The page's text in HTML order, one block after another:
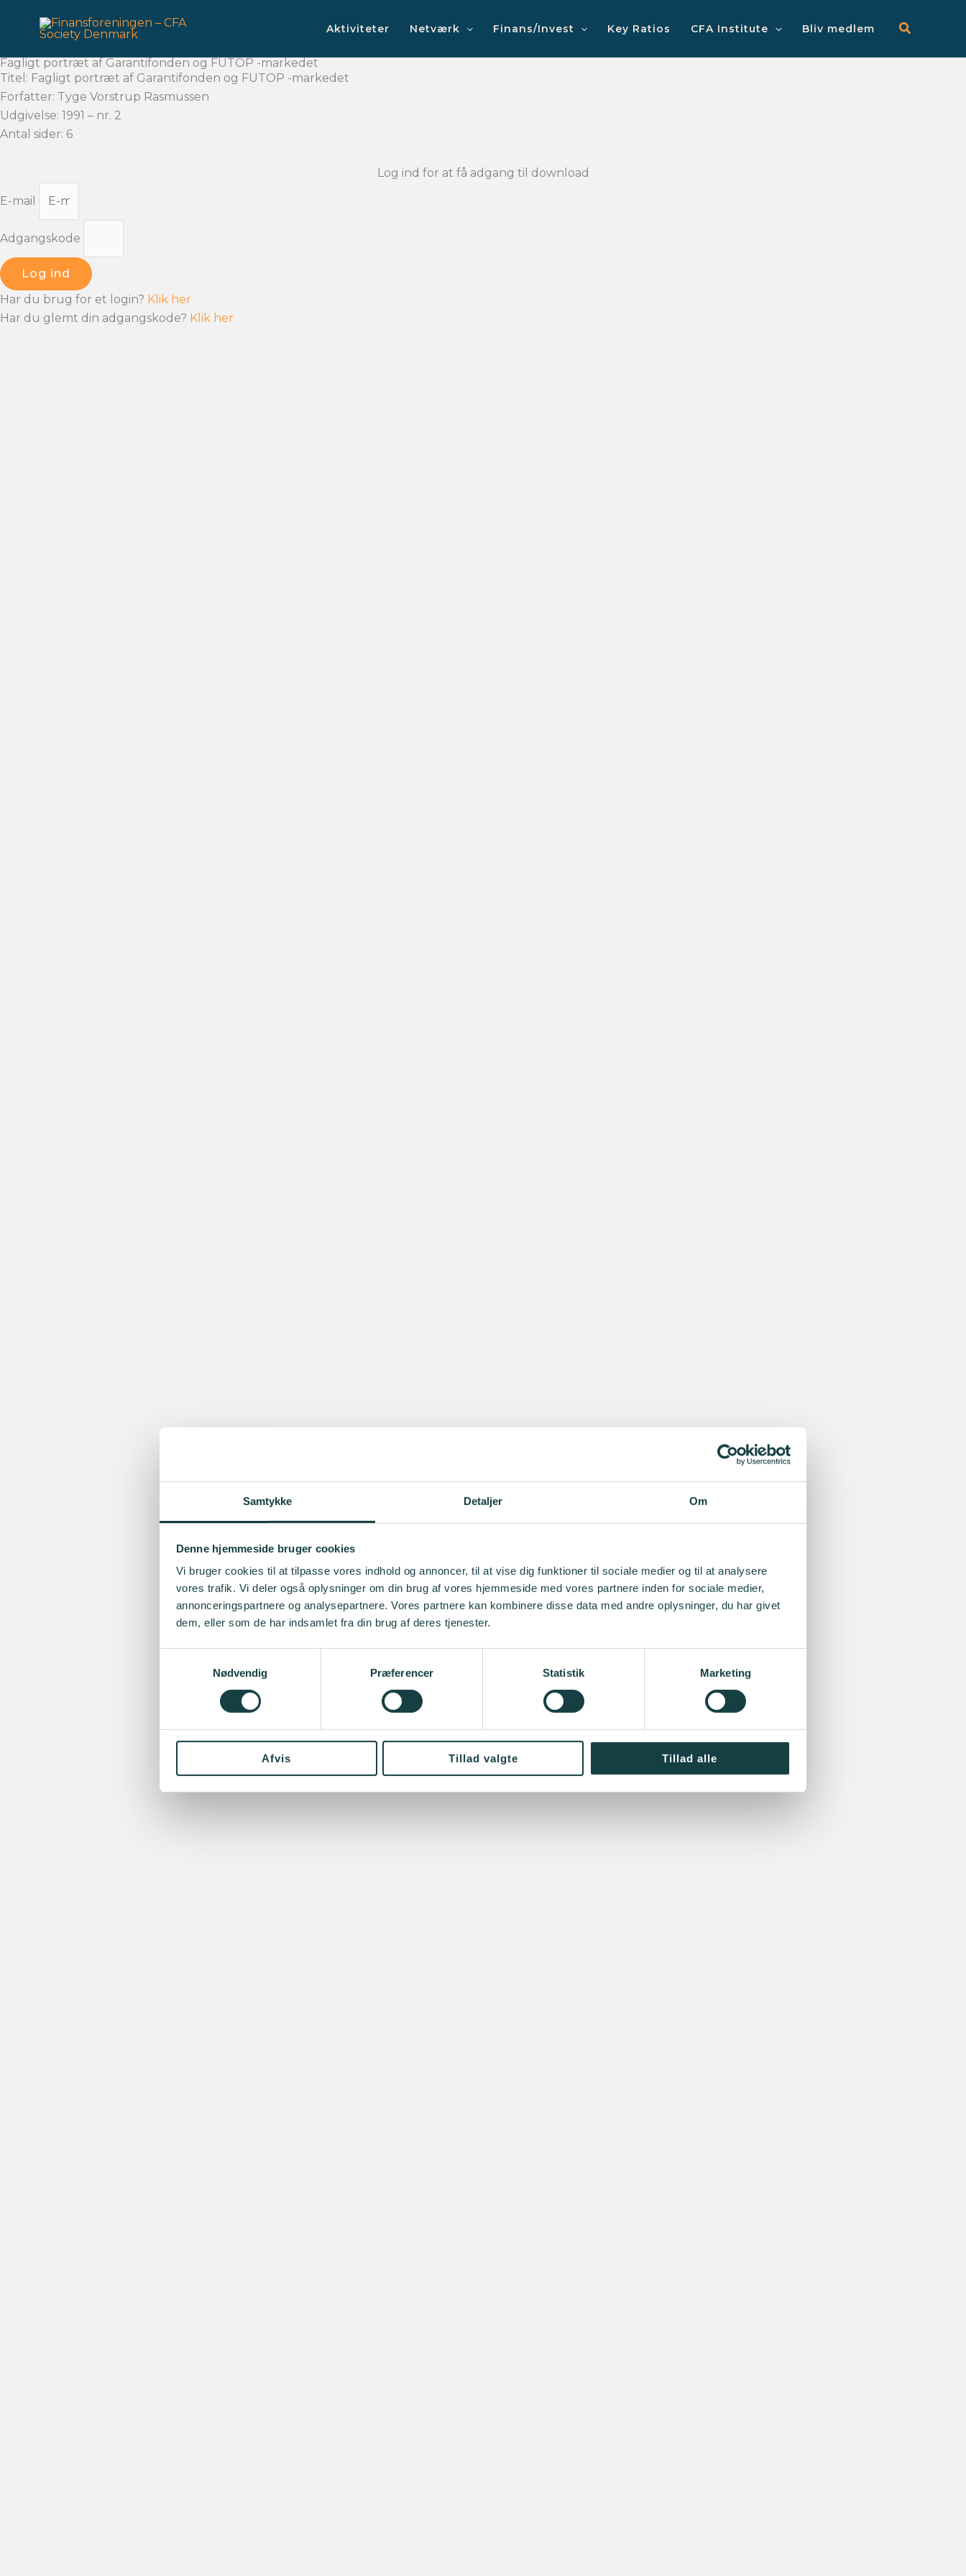
Samtykke Detaljer Om
Denne hjemmeside bruger cookies
Vi bruger cookies til at tilpasse vores indhold og annoncer, til at vise dig funktioner til sociale medier og til at analysere
vores trafik. Vi deler også oplysninger om din brug af vores hjemmeside med vores partnere inden for sociale medier,
annonceringspartnere og analysepartnere. Vores partnere kan kombinere disse data med andre oplysninger, du har givet
dem, eller som de har indsamlet fra din brug af deres tjenester.
Nødvendig
Præferencer Statistik Marketing
Afvis Tillad valgte Tillad alle
Aktiviteter Netværk Finans/Invest Key Ratios CFA Institute Bliv medlem
Fagligt portræt af Garantifonden og FUTOP -markedet
Titel: Fagligt portræt af Garantifonden og FUTOP -markedet
Forfatter: Tyge Vorstrup Rasmussen
Udgivelse: 1991 – nr. 2
Antal sider: 6
Log ind for at få adgang til download
E-mail
Adgangskode
Log ind
Har du brug for et login? Klik her
Har du glemt din adgangskode? Klik her